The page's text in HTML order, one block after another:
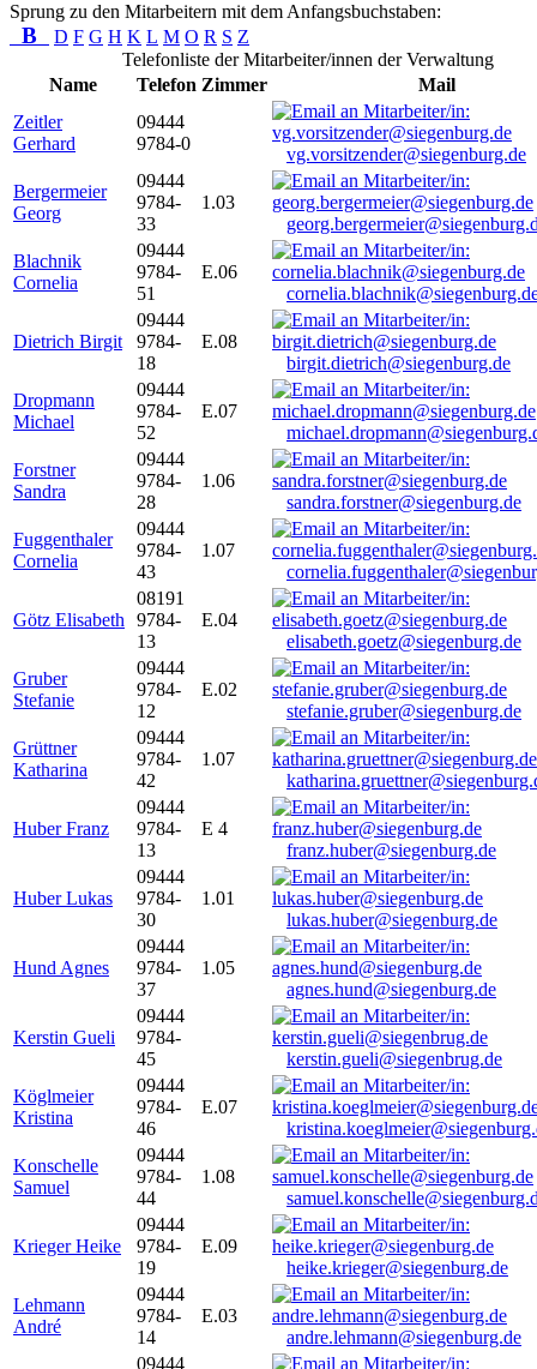
Sprung zu den Mitarbeitern mit dem Anfangsbuchstaben:
B D F G H K L M O R S Z
Telefonliste der Mitarbeiter/innen der Verwaltung
Name
Telefon Zimmer
Mail
Zeitler
Gerhard
09444
9784-0
vg.vorsitzender@siegenburg.de
Bergermeier
Georg
09444
9784-
33
1.03
Blachnik
Cornelia
09444
9784-
51
E.06
Dietrich Birgit
09444
9784-
18
E.08
birgit.dietrich@siegenburg.de
Dropmann
Michael
09444
9784-
52
E.07
Forstner
Sandra
09444
9784-
28
1.06
sandra.forstner@siegenburg.de
Fuggenthaler
Cornelia
09444
9784-
43
1.07
Götz Elisabeth
08191
9784-
13
E.04
elisabeth.goetz@siegenburg.de
Gruber
Stefanie
09444
9784-
12
E.02
stefanie.gruber@siegenburg.de
Grüttner
Katharina
09444
9784-
42
1.07
Huber Franz
09444
9784-
13
E 4
franz.huber@siegenburg.de
Huber Lukas
09444
9784-
30
1.01
lukas.huber@siegenburg.de
Hund Agnes
09444
9784-
37
1.05
agnes.hund@siegenburg.de
Kerstin Gueli
09444
9784-
45
kerstin.gueli@siegenbrug.de
Köglmeier
Kristina
09444
9784-
46
E.07
Konschelle
Samuel
09444
9784-
44
1.08
Krieger Heike
09444
9784-
19
E.09
heike.krieger@siegenburg.de
Lehmann
André
09444
9784-
14
E.03
andre.lehmann@siegenburg.de
09444